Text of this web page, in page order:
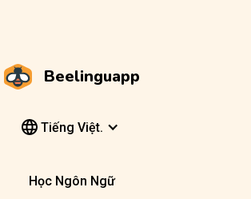
Beelinguapp
Tiếng Việt.
Học Ngôn Ngữ